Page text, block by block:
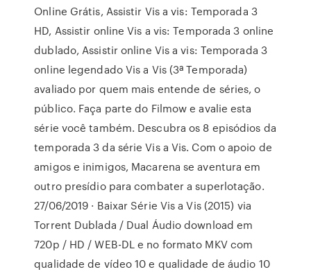
Online Grátis, Assistir Vis a vis: Temporada 3
HD, Assistir online Vis a vis: Temporada 3 online
dublado, Assistir online Vis a vis: Temporada 3
online legendado Vis a Vis (3ª Temporada)
avaliado por quem mais entende de séries, o
público. Faça parte do Filmow e avalie esta
série você também. Descubra os 8 episódios da
temporada 3 da série Vis a Vis. Com o apoio de
amigos e inimigos, Macarena se aventura em
outro presídio para combater a superlotação.
27/06/2019 · Baixar Série Vis a Vis (2015) via
Torrent Dublada / Dual Áudio download em
720p / HD / WEB-DL e no formato MKV com
qualidade de vídeo 10 e qualidade de áudio 10